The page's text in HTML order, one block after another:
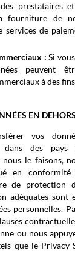
prestataires
fourniture de
services de
: Si
peuvent
à des
EN
vos
dans des
nous le faisons,
en conformité
de protection
adéquates
personnelles.
ou nous
que le Privacy